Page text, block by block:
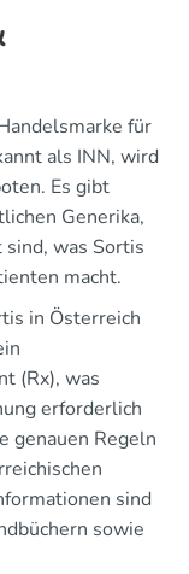
für
als INN, wird
Es gibt
Generika,
was Sortis
macht.
in Österreich
(Rx), was
erforderlich
genauen Regeln
sind
sowie